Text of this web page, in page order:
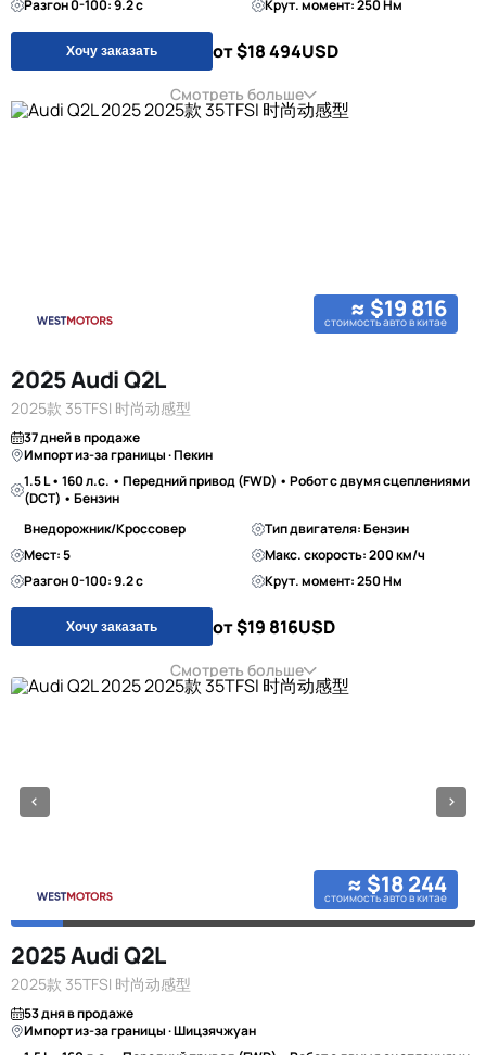
Разгон 0-100: 9.2 с
Крут. момент: 250 Нм
Хочу заказать от $18 494USD
Смотреть больше
≈ $19 816
стоимость авто в китае
2025 Audi Q2L
2025款 35TFSI 时尚动感型
37 дней в продаже
Импорт из-за границы · Пекин
1.5 L • 160 л.с. • Передний привод (FWD) • Робот с двумя сцеплениями
(DCT) • Бензин
Внедорожник/Кроссовер
Тип двигателя: Бензин
Мест: 5
Макс. скорость: 200 км/ч
Разгон 0-100: 9.2 с
Крут. момент: 250 Нм
Хочу заказать от $19 816USD
Смотреть больше
≈ $18 244
стоимость авто в китае
2025 Audi Q2L
2025款 35TFSI 时尚动感型
53 дня в продаже
Импорт из-за границы · Шицзячжуан